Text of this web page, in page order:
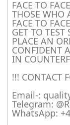
FACE TO
THOSE WHO
FACE TO
GET TO TEST
PLACE AN
CONFIDENT
IN
!!! CONTACT
Email-:
Telegram:
WhatsApp: